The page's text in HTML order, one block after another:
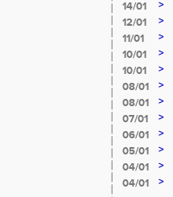
14/01 >
12/01
>
11/01
>
10/01
>
10/01 >
08/01 >
08/01
>
07/01 >
06/01
>
05/01
>
04/01
>
04/01 >